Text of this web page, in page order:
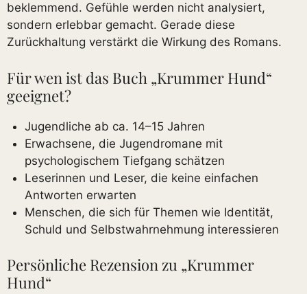
beklemmend. Gefühle werden nicht analysiert,
sondern erlebbar gemacht. Gerade diese
Zurückhaltung verstärkt die Wirkung des Romans.
Für wen ist das Buch „Krummer Hund“
geeignet?
Jugendliche ab ca. 14–15 Jahren
Erwachsene, die Jugendromane mit
psychologischem Tiefgang schätzen
Leserinnen und Leser, die keine einfachen
Antworten erwarten
Menschen, die sich für Themen wie Identität,
Schuld und Selbstwahrnehmung interessieren
Persönliche Rezension zu „Krummer
Hund“